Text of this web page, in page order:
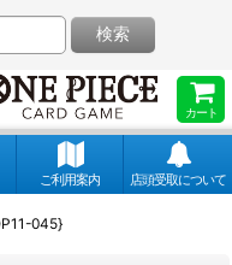
カート
検索
ご利用案内 店頭受取について
045}